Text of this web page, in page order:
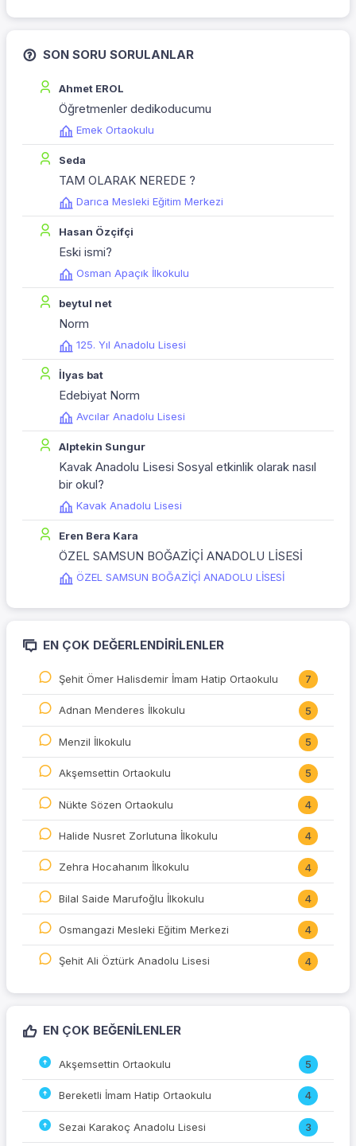
SON SORU SORULANLAR
Ahmet EROL
Öğretmenler dedikoducumu
Emek Ortaokulu
Seda
TAM OLARAK NEREDE ?
Darıca Mesleki Eğitim Merkezi
Hasan Özçifçi
Eski ismi?
Osman Apaçık İlkokulu
beytul net
Norm
125. Yıl Anadolu Lisesi
İlyas bat
Edebiyat Norm
Avcılar Anadolu Lisesi
Alptekin Sungur
Kavak Anadolu Lisesi Sosyal etkinlik olarak nasıl
bir okul?
Kavak Anadolu Lisesi
Eren Bera Kara
ÖZEL SAMSUN BOĞAZİÇİ ANADOLU LİSESİ
ÖZEL SAMSUN BOĞAZİÇİ ANADOLU LİSESİ
EN ÇOK DEĞERLENDIRILENLER
Şehit Ömer Halisdemir İmam Hatip Ortaokulu 7
Adnan Menderes İlkokulu 5
Menzil İlkokulu 5
Akşemsettin Ortaokulu 5
Nükte Sözen Ortaokulu 4
Halide Nusret Zorlutuna İlkokulu 4
Zehra Hocahanım İlkokulu 4
Bilal Saide Marufoğlu İlkokulu 4
Osmangazi Mesleki Eğitim Merkezi 4
Şehit Ali Öztürk Anadolu Lisesi 4
EN ÇOK BEĞENILENLER
Akşemsettin Ortaokulu 5
Bereketli İmam Hatip Ortaokulu 4
Sezai Karakoç Anadolu Lisesi 3